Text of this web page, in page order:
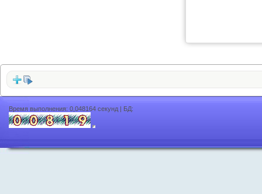
Время выполнения: 0,048164 секунд | БД: